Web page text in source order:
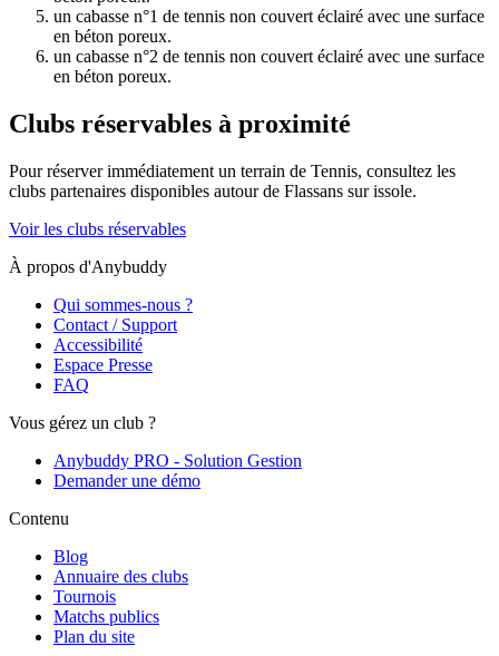
un cabasse n°1 de tennis non couvert éclairé avec une surface
en béton poreux.
un cabasse n°2 de tennis non couvert éclairé avec une surface
en béton poreux.
Clubs réservables à proximité
Pour réserver immédiatement un terrain de Tennis, consultez les
clubs partenaires disponibles autour de Flassans sur issole.
Voir les clubs réservables
À propos d'Anybuddy
Qui sommes-nous ?
Contact / Support
Accessibilité
Espace Presse
FAQ
Vous gérez un club ?
Anybuddy PRO - Solution Gestion
Demander une démo
Contenu
Blog
Annuaire des clubs
Tournois
Matchs publics
Plan du site